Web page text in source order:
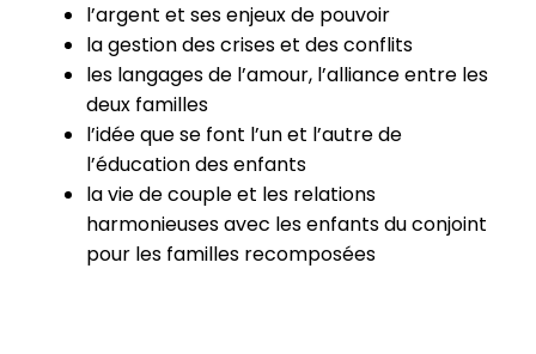
l’argent et ses enjeux de pouvoir
la gestion des crises et des conflits
les langages de l’amour, l’alliance entre les
deux familles
l’idée que se font l’un et l’autre de
l’éducation des enfants
la vie de couple et les relations
harmonieuses avec les enfants du conjoint
pour les familles recomposées